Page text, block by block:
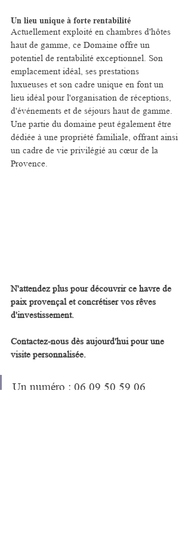
Un lieu unique à forte rentabilité
Actuellement exploité en chambres d'hôtes
haut de gamme, ce Domaine offre un
potentiel de rentabilité exceptionnel. Son
emplacement idéal, ses prestations
luxueuses et son cadre unique en font un
lieu idéal pour l'organisation de réceptions,
d'événements et de séjours haut de gamme.
Une partie du domaine peut également être
dédiée à une propriété familiale, offrant ainsi
un cadre de vie privilégié au cœur de la
Provence.
N'attendez plus pour découvrir ce havre de
paix provençal et concrétiser vos rêves
d'investissement.
Contactez-nous dès aujourd'hui pour une
visite personnalisée.
Un numéro : 06 09 50 59 06